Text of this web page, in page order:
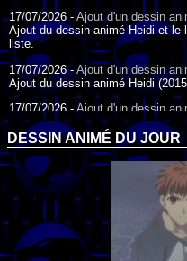
17/07/2026 -Ajout d'un dessin
Ajout du dessin animé Heidi et le
liste.
17/07/2026 -Ajout d'un dessin
Ajout du dessin animé Heidi
17/07/2026 - Ajout d'un dessin
Ajout du dessin animé Heidi
09/07/2026 -Ajout d'un dessin
Ajout du dessin animé Genki
liste.
04/07/2026 -Ajout d'un dessin
Ajout du dessin animé Vilain
04/07/2026 -Ajout d'un dessin
Ajout du dessin animé Le Noël
DESSIN ANIMÉ DU JOUR